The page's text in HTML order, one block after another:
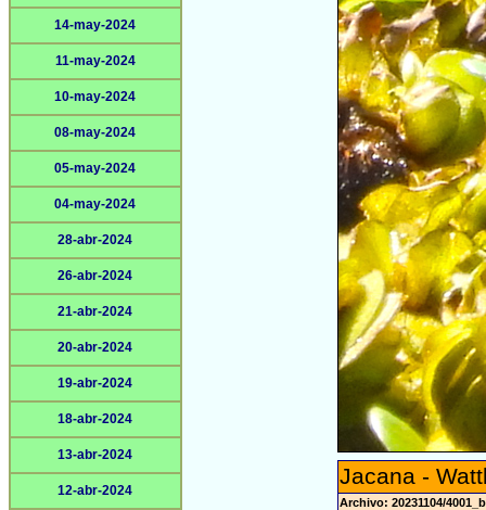
14-may-2024
11-may-2024
10-may-2024
08-may-2024
05-may-2024
04-may-2024
28-abr-2024
26-abr-2024
21-abr-2024
20-abr-2024
19-abr-2024
18-abr-2024
13-abr-2024
12-abr-2024
Jacana -
Archivo: 20231104/